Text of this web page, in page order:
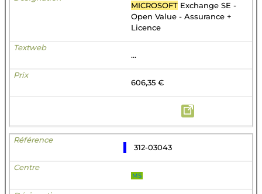
MICROSOFT Exchange SE -
Open Value - Assurance +
Licence
...
606,35 €
312-03043
MS